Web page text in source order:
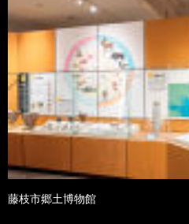
藤枝市郷土博物館